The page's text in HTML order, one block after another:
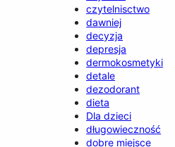
czytelnisctwo
dawniej
decyzja
depresja
dermokosmetyki
detale
dezodorant
dieta
Dla dzieci
długowieczność
dobre miejsce